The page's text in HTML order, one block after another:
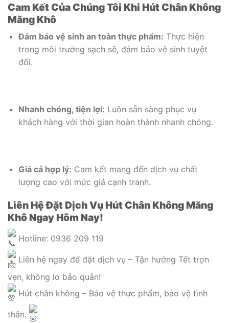
Cam Kết Của Chúng Tôi Khi Hút Chân Không
Măng Khô
Đảm bảo vệ sinh an toàn thực phẩm: Thực hiện
trong môi trường sạch sẽ, đảm bảo vệ sinh tuyệt
đối.
Nhanh chóng, tiện lợi: Luôn sẵn sàng phục vụ
khách hàng với thời gian hoàn thành nhanh chóng.
Giá cả hợp lý: Cam kết mang đến dịch vụ chất
lượng cao với mức giá cạnh tranh.
Liên Hệ Đặt Dịch Vụ Hút Chân Không Măng
Khô Ngay Hôm Nay!
Hotline: 0936 209 119
Liên hệ ngay để đặt dịch vụ – Tận hưởng Tết trọn
vẹn, không lo bảo quản!
Hút chân không – Bảo vệ thực phẩm, bảo vệ tình
thân.